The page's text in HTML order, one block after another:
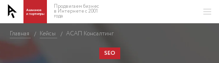
Продвигаем бизнес
в Интернете с 2001
года
Главная / Кейсы / АСАП Консалтинг
SEO